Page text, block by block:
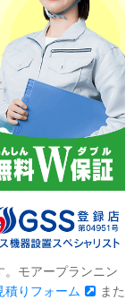
。モアープランニン
積りフォーム
また